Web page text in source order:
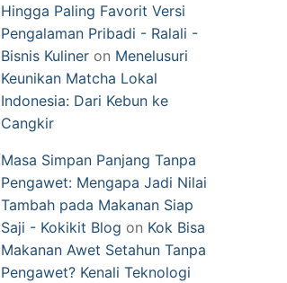
Hingga Paling Favorit Versi
Pengalaman Pribadi - Ralali -
Bisnis Kuliner on Menelusuri
Keunikan Matcha Lokal
Indonesia: Dari Kebun ke
Cangkir
Masa Simpan Panjang Tanpa
Pengawet: Mengapa Jadi Nilai
Tambah pada Makanan Siap
Saji - Kokikit Blog on Kok Bisa
Makanan Awet Setahun Tanpa
Pengawet? Kenali Teknologi